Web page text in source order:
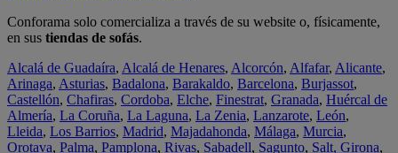
Conforama solo comercializa a través de su website o, físicamente,
en sus tiendas de sofás.
Alcalá de Guadaíra, Alcalá de Henares, Alcorcón, Alfafar, Alicante,
Arinaga, Asturias, Badalona, Barakaldo, Barcelona, Burjassot,
Castellón, Chafiras, Cordoba, Elche, Finestrat, Granada, Huércal de
Almería, La Coruña, La Laguna, La Zenia, Lanzarote, León,
Lleida, Los Barrios, Madrid, Majadahonda, Málaga, Murcia,
Orotava, Palma, Pamplona, Rivas, Sabadell, Sagunto, Salt, Girona,